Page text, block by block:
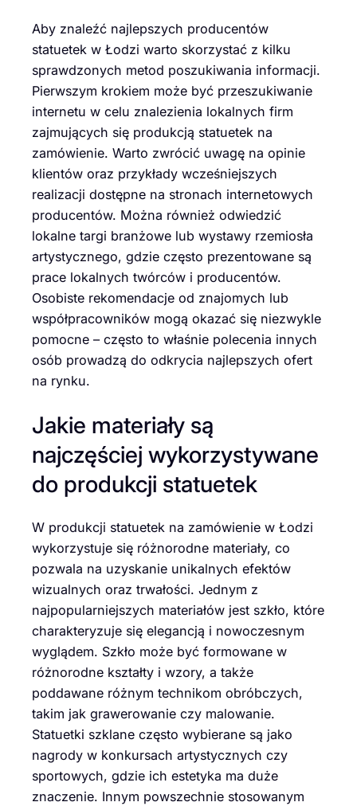
Aby znaleźć najlepszych producentów
statuetek w Łodzi warto skorzystać z kilku
sprawdzonych metod poszukiwania informacji.
Pierwszym krokiem może być przeszukiwanie
internetu w celu znalezienia lokalnych firm
zajmujących się produkcją statuetek na
zamówienie. Warto zwrócić uwagę na opinie
klientów oraz przykłady wcześniejszych
realizacji dostępne na stronach internetowych
producentów. Można również odwiedzić
lokalne targi branżowe lub wystawy rzemiosła
artystycznego, gdzie często prezentowane są
prace lokalnych twórców i producentów.
Osobiste rekomendacje od znajomych lub
współpracowników mogą okazać się niezwykle
pomocne – często to właśnie polecenia innych
osób prowadzą do odkrycia najlepszych ofert
na rynku.
Jakie materiały są
najczęściej wykorzystywane
do produkcji statuetek
W produkcji statuetek na zamówienie w Łodzi
wykorzystuje się różnorodne materiały, co
pozwala na uzyskanie unikalnych efektów
wizualnych oraz trwałości. Jednym z
najpopularniejszych materiałów jest szkło, które
charakteryzuje się elegancją i nowoczesnym
wyglądem. Szkło może być formowane w
różnorodne kształty i wzory, a także
poddawane różnym technikom obróbczych,
takim jak grawerowanie czy malowanie.
Statuetki szklane często wybierane są jako
nagrody w konkursach artystycznych czy
sportowych, gdzie ich estetyka ma duże
znaczenie. Innym powszechnie stosowanym